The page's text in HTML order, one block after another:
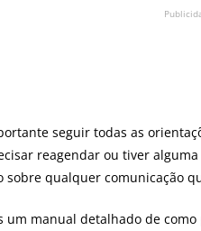
seguir todas as
reagendar ou tiver
sobre qualquer comunicação
um manual detalhado de